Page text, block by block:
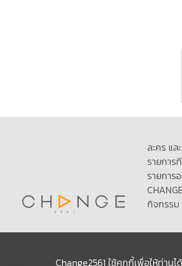
ละคร แล
รายการ
รายการ
กิจกรรม
Change2561 ใช้คุกกี้เพื่อให้ท่าน